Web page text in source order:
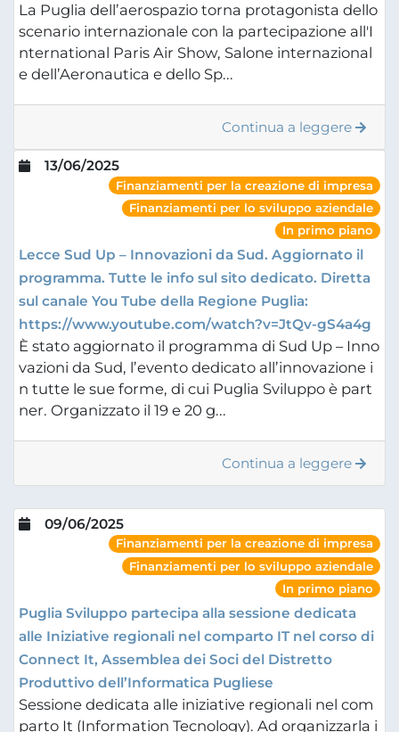
La Puglia dell’aerospazio torna protagonista dello
scenario internazionale con la partecipazione all'I
nternational Paris Air Show, Salone internazional
e dell’Aeronautica e dello Sp...
Continua a leggere
13/06/2025
Finanziamenti per la creazione di impresa
Finanziamenti per lo sviluppo aziendale
In primo piano
Lecce Sud Up – Innovazioni da Sud. Aggiornato il
programma. Tutte le info sul sito dedicato. Diretta
sul canale You Tube della Regione Puglia:
https://www.youtube.com/watch?v=JtQv-gS4a4g
È stato aggiornato il programma di Sud Up – Inno
vazioni da Sud, l’evento dedicato all’innovazione i
n tutte le sue forme, di cui Puglia Sviluppo è part
ner. Organizzato il 19 e 20 g...
Continua a leggere
09/06/2025
Finanziamenti per la creazione di impresa
Finanziamenti per lo sviluppo aziendale
In primo piano
Puglia Sviluppo partecipa alla sessione dedicata
alle Iniziative regionali nel comparto IT nel corso di
Connect It, Assemblea dei Soci del Distretto
Produttivo dell’Informatica Pugliese
Sessione dedicata alle iniziative regionali nel com
parto It (Information Tecnology). Ad organizzarla i